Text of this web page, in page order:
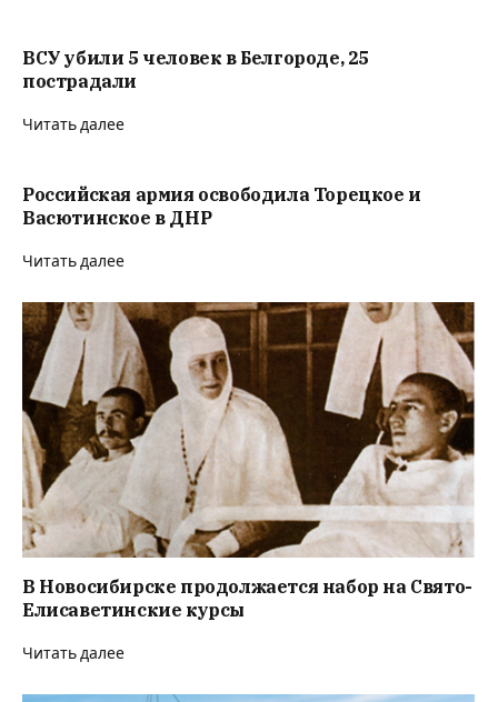
ВСУ убили 5 человек в Белгороде, 25
пострадали
Читать далее
Российская армия освободила Торецкое и
Васютинское в ДНР
Читать далее
В Новосибирске продолжается набор на Свято-
Елисаветинские курсы
Читать далее